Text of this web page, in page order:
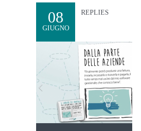
08
GIUGNO
REPLIES